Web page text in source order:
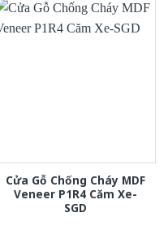
Cửa Gỗ Chống Cháy MDF
Veneer P1R4 Căm Xe-
SGD